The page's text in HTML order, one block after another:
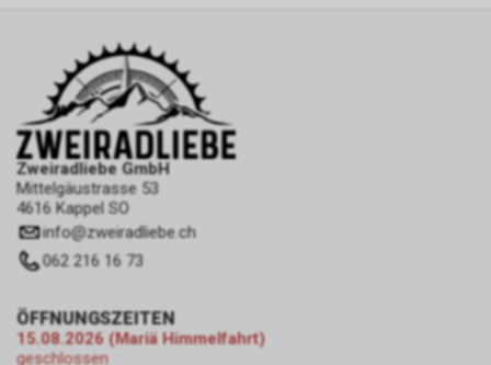
Zweiradliebe GmbH
Mittelgäustrasse 53
4616 Kappel SO
info@zweiradliebe.ch
062 216 16 73
ÖFFNUNGSZEITEN
15.08.2026 (Mariä Himmelfahrt)
geschlossen